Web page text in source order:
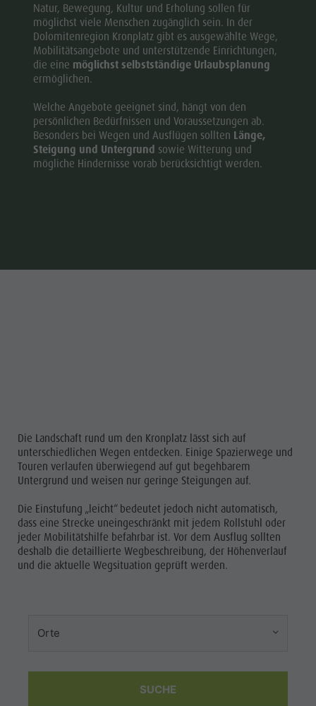
Natur, Bewegung, Kultur und Erholung sollen für
möglichst viele Menschen zugänglich sein. In der
Dolomitenregion Kronplatz gibt es ausgewählte Wege,
Mobilitätsangebote und unterstützende Einrichtungen,
die eine möglichst selbstständige Urlaubsplanung
ermöglichen.
Welche Angebote geeignet sind, hängt von den
persönlichen Bedürfnissen und Voraussetzungen ab.
Besonders bei Wegen und Ausflügen sollten Länge,
Steigung und Untergrund sowie Witterung und
mögliche Hindernisse vorab berücksichtigt werden.
Die Landschaft rund um den Kronplatz lässt sich auf
unterschiedlichen Wegen entdecken. Einige Spazierwege und
Touren verlaufen überwiegend auf gut begehbarem
Untergrund und weisen nur geringe Steigungen auf.
Die Einstufung „leicht“ bedeutet jedoch nicht automatisch,
dass eine Strecke uneingeschränkt mit jedem Rollstuhl oder
jeder Mobilitätshilfe befahrbar ist. Vor dem Ausflug sollten
deshalb die detaillierte Wegbeschreibung, der Höhenverlauf
und die aktuelle Wegsituation geprüft werden.
Orte
SUCHE